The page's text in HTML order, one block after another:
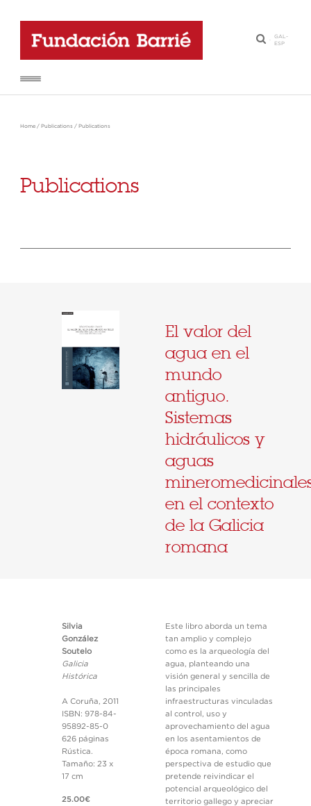
·
GAL-
ESP
Home / Publications / Publications
Publications
El valor del
agua en el
mundo
antiguo.
Sistemas
hidráulicos y
aguas
en el contexto
de la Galicia
romana
Silvia
González
Soutelo
Galicia
Histórica
A Coruña, 2011
ISBN: 978-84-
95892-85-0
626 páginas
Rústica.
Tamaño: 23 x
17 cm
25.00€
Este libro aborda un tema
tan amplio y complejo
como es la arqueología del
agua, planteando una
visión general y sencilla de
las principales
infraestructuras vinculadas
al control, uso y
aprovechamiento del agua
en los asentamientos de
época romana, como
perspectiva de estudio que
pretende reivindicar el
potencial arqueológico del
territorio gallego y apreciar